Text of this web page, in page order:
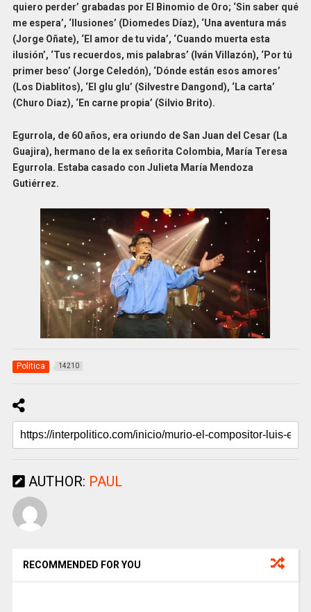
quiero perder’ grabadas por El Binomio de Oro; ‘Sin saber qué
me espera’, ‘Ilusiones’ (Diomedes Díaz), ‘Una aventura más
(Jorge Oñate), ‘El amor de tu vida’, ‘Cuando muerta esta
ilusión’, ‘Tus recuerdos, mis palabras’ (Iván Villazón), ‘Por tú
primer beso’ (Jorge Celedón), ‘Dónde están esos amores’
(Los Diablitos), ‘El glu glu’ (Silvestre Dangond), ‘La carta’
(Churo Diaz), ‘En carne propia’ (Silvio Brito).
Egurrola, de 60 años, era oriundo de San Juan del Cesar (La
Guajira), hermano de la ex señorita Colombia, María Teresa
Egurrola. Estaba casado con Julieta María Mendoza
Gutiérrez.
Politica 14210
AUTHOR: PAUL
RECOMMENDED FOR YOU